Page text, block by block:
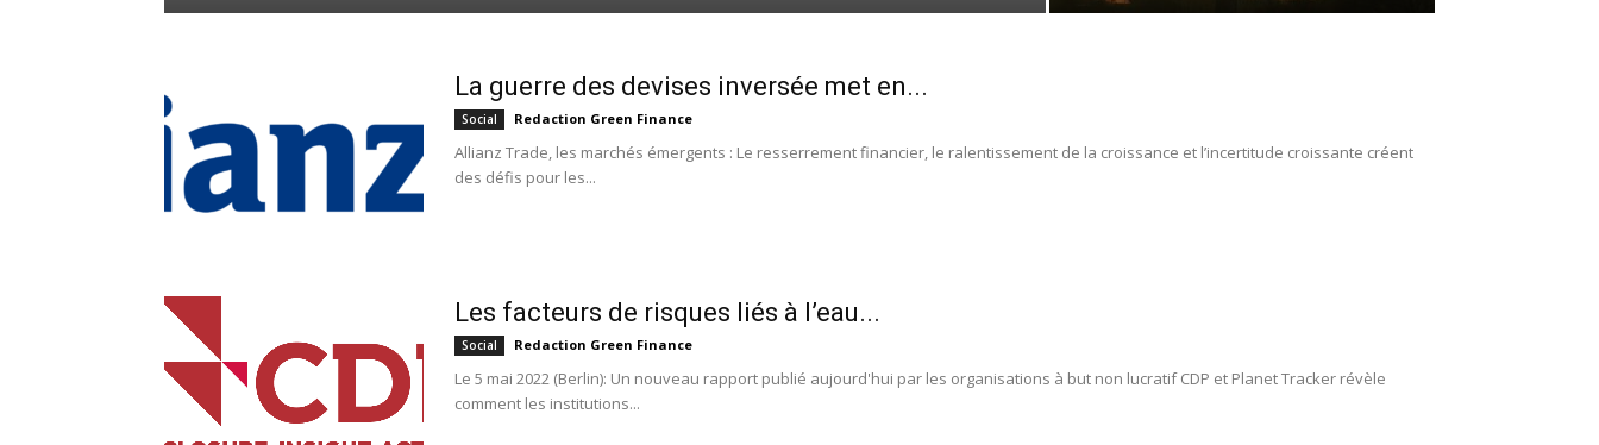
La guerre des devises inversée met en...
Social Redaction Green Finance
Allianz Trade, les marchés émergents : Le resserrement financier, le ralentissement de la croissance et l’incertitude croissante créent
des défis pour les...
Les facteurs de risques liés à l’eau...
Social Redaction Green Finance
Le 5 mai 2022 (Berlin): Un nouveau rapport publié aujourd'hui par les organisations à but non lucratif CDP et Planet Tracker révèle
comment les institutions...